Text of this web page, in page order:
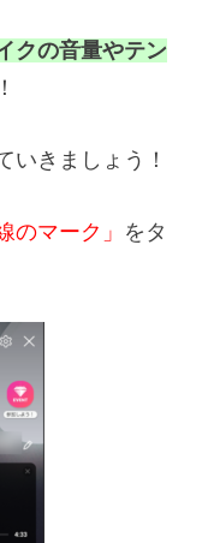
クの音量やテン
いきましょう！
のマーク」 をタ